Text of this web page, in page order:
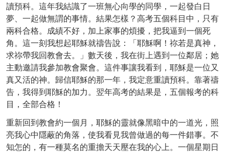
讀預科。這年我結識了一班無心向學的同學，一起發白日
夢、一起做無謂的事情。結果怎樣？高考五個科目中，只有
兩科合格。成績不好，加上家事的煩擾，把我逼到一個死
角。這一刻我想起耶穌就禱告說：「耶穌啊！祢若是真神，
求祢帶我回教會去。」數天後，我在街上遇到一位鄰居；她
主動邀請我參加教會聚會。這件事讓我看到，耶穌是一位又
真又活的神。歸信耶穌的那一年，我定意重讀預科。靠著禱
告，我得到耶穌的加力。翌年高考的結果是，五個報考的科
目，全部合格！
重新回到教會約一個月，耶穌的靈就像黑暗中的一道光，照
亮我心中隱蔽的角落，使我看見我曾做過的每一件錯事。不
知怎的，有一種莫名的重擔天天壓在我的心上。一個星期日